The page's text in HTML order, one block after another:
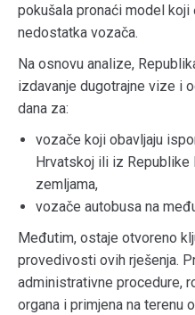
pokušala pronaći model
nedostatka vozača.
Na osnovu analize,
izdavanje dugotrajne vize i
dana za:
vozače koji obavljaju
Hrvatskoj ili iz
zemljama,
vozače autobusa na
Međutim, ostaje otvoreno
provedivosti ovih rješenja.
administrativne procedure,
organa i primjena na terenu